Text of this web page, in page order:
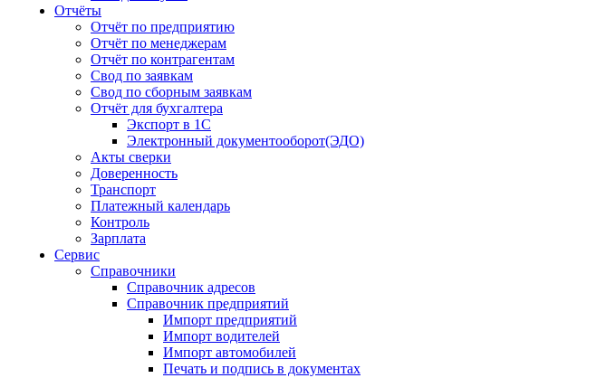
Отчёты
Отчёт по предприятию
Отчёт по менеджерам
Отчёт по контрагентам
Свод по заявкам
Свод по сборным заявкам
Отчёт для бухгалтера
Экспорт в 1С
Электронный документооборот(ЭДО)
Акты сверки
Доверенность
Транспорт
Платежный календарь
Контроль
Зарплата
Сервис
Справочники
Справочник адресов
Справочник предприятий
Импорт предприятий
Импорт водителей
Импорт автомобилей
Печать и подпись в документах